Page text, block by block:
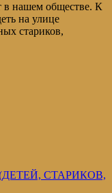
в нашем обществе. К
на улице
стариков,
СТАРИКОВ,